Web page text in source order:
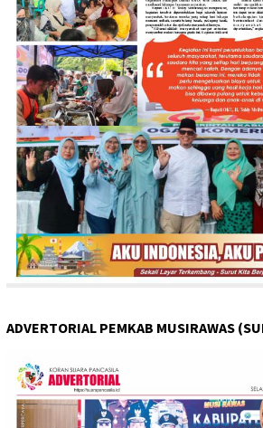
ADVERTORIAL PEMKAB MUSIRAWAS